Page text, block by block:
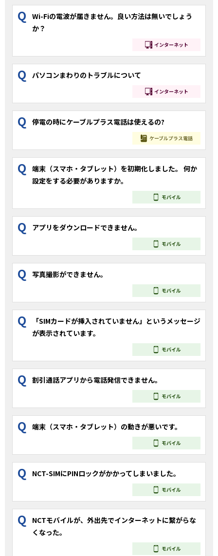
Q
Wi-Fiの電波が届きません。良い方法は無いでしょう
か？
インターネット
Q パソコンまわりのトラブルについて
インターネット
Q 停電の時にケーブルプラス電話は使えるの?
ケーブルプラス電話
Q
端末（スマホ・タブレット）を初期化しました。 何か
設定をする必要がありますか。
モバイル
Q アプリをダウンロードできません。
モバイル
Q 写真撮影ができません。
モバイル
Q
「SIMカードが挿入されていません」というメッセージ
が表示されています。
モバイル
Q 割引通話アプリから電話発信できません。
モバイル
Q 端末（スマホ・タブレット）の動きが悪いです。
モバイル
Q NCT-SIMにPINロックがかかってしまいました。
モバイル
Q
NCTモバイルが、外出先でインターネットに繋がらな
くなった。
モバイル